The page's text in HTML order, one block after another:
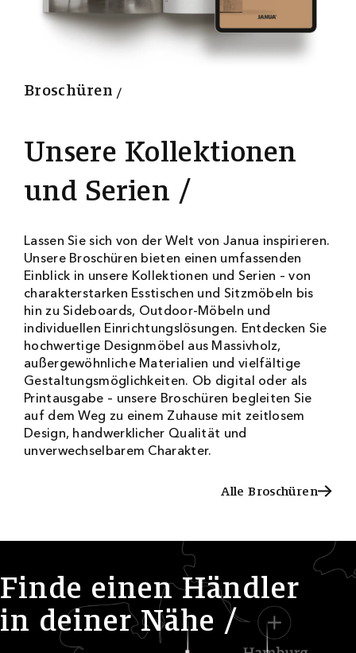
4
0
Broschüren
Unsere Kollektionen
und Serien
Lassen Sie sich von der Welt von Janua inspirieren.
Unsere Broschüren bieten einen umfassenden
Einblick in unsere Kollektionen und Serien – von
charakterstarken Esstischen und Sitzmöbeln bis
hin zu Sideboards, Outdoor-Möbeln und
individuellen Einrichtungslösungen. Entdecken Sie
hochwertige Designmöbel aus Massivholz,
außergewöhnliche Materialien und vielfältige
Gestaltungsmöglichkeiten. Ob digital oder als
Printausgabe – unsere Broschüren begleiten Sie
auf dem Weg zu einem Zuhause mit zeitlosem
Design, handwerklicher Qualität und
unverwechselbarem Charakter.
Alle Broschüren
Finde einen Händler
in deiner Nähe